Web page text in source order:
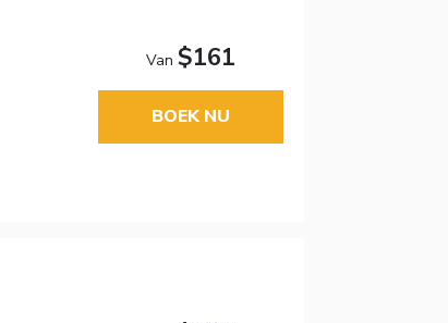
Van $161
BOEK NU